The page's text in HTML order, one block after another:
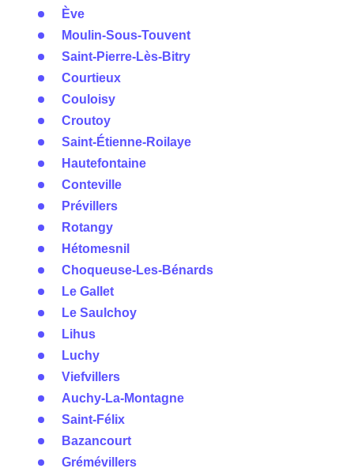
Ève
Moulin-Sous-Touvent
Saint-Pierre-Lès-Bitry
Courtieux
Couloisy
Croutoy
Saint-Étienne-Roilaye
Hautefontaine
Conteville
Prévillers
Rotangy
Hétomesnil
Choqueuse-Les-Bénards
Le Gallet
Le Saulchoy
Lihus
Luchy
Viefvillers
Auchy-La-Montagne
Saint-Félix
Bazancourt
Grémévillers